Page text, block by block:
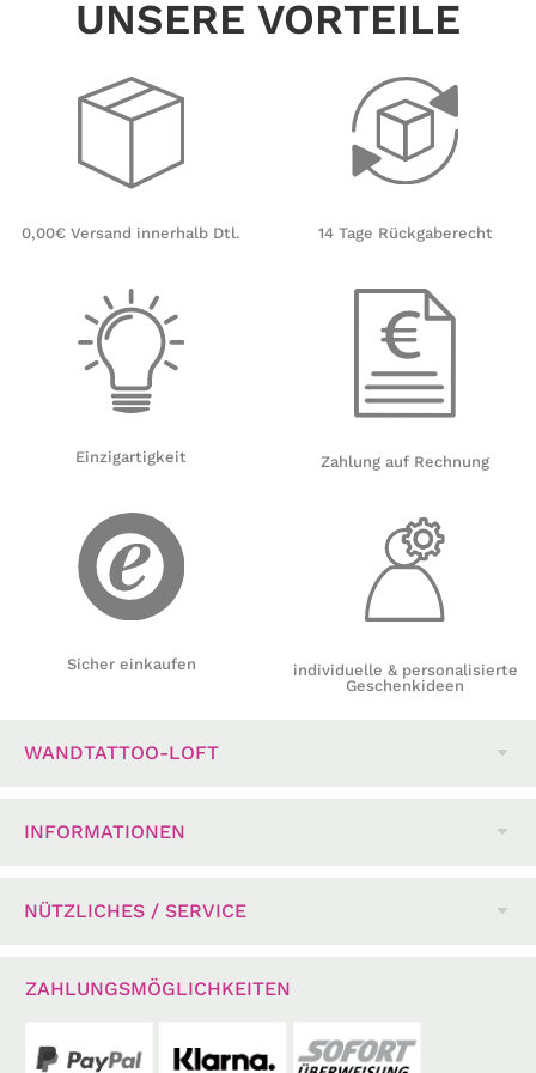
UNSERE VORTEILE
0,00€ Versand innerhalb Dtl.
Einzigartigkeit
Sicher einkaufen
14 Tage Rückgaberecht
Zahlung auf Rechnung
individuelle & personalisierte
Geschenkideen
WANDTATTOO-LOFT
INFORMATIONEN
NÜTZLICHES / SERVICE
ZAHLUNGSMÖGLICHKEITEN